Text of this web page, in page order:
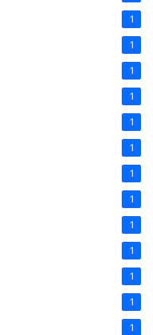
1
1
1
1
1
1
1
1
1
1
1
1
1